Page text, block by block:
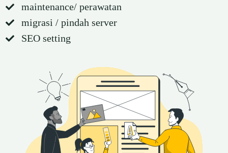
maintenance/ perawatan
migrasi / pindah server
SEO setting